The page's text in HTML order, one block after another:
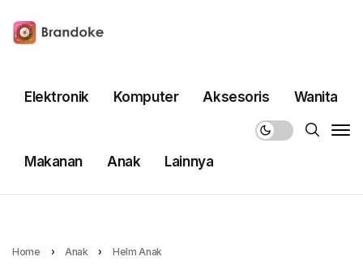
Elektronik Komputer Aksesoris Wanita
Makanan Anak Lainnya
Home › Anak › Helm Anak